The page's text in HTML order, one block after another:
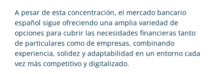
A pesar de esta concentración, el mercado bancario
español sigue ofreciendo una amplia variedad de
opciones para cubrir las necesidades financieras tanto
de particulares como de empresas, combinando
experiencia, solidez y adaptabilidad en un entorno cada
vez más competitivo y digitalizado.